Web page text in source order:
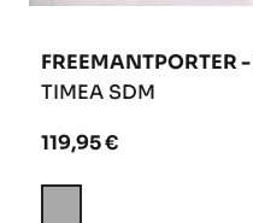
FREEMANTPORTER -
TIMEA SDM
119,95 €